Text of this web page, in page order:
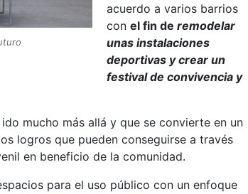
acuerdo a varios barrios
con el fin de remodelar
unas instalaciones
deportivas y crear un
festival de convivencia y
mucho más allá y que se convierte en un
logros que pueden conseguirse a través
en beneficio de la comunidad.
para el uso público con un enfoque